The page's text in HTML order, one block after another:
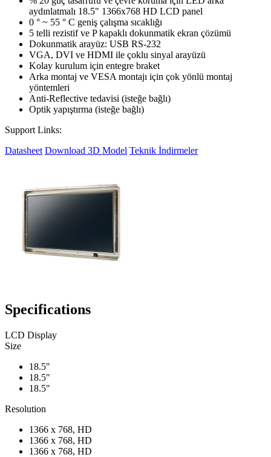
aydınlatmalı 18.5" 1366x768 HD LCD panel
0 ° ~ 55 ° C geniş çalışma sıcaklığı
5 telli rezistif ve P kapaklı dokunmatik ekran çözümü
Dokunmatik arayüz: USB RS-232
VGA, DVI ve HDMI ile çoklu sinyal arayüzü
Kolay kurulum için entegre braket
Arka montaj ve VESA montajı için çok yönlü montaj
yöntemleri
Anti-Reflective tedavisi (isteğe bağlı)
Optik yapıştırma (isteğe bağlı)
Support Links:
Datasheet Download 3D Model Teknik İndirmeler
Specifications
LCD Display
Size
18.5"
18.5"
18.5"
Resolution
1366 x 768, HD
1366 x 768, HD
1366 x 768, HD